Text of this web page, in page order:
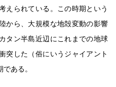
えられている。この時期という
から、大規模な地殻変動の影響
タン半島近辺にこれまでの地球
突した（俗にいうジャイアント
ある。